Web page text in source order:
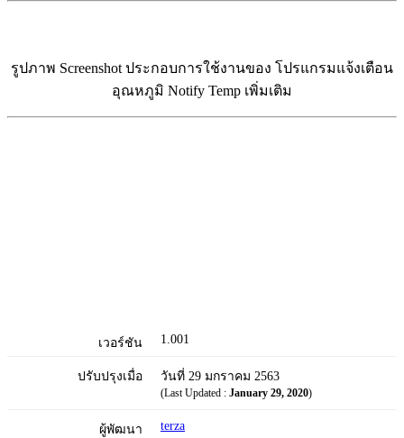
รูปภาพ Screenshot ประกอบการใช้งานของ โปรแกรมแจ้งเตือน
อุณหภูมิ Notify Temp เพิ่มเติม
เวอร์ชัน 1.001
ปรับปรุงเมื่อ วันที่ 29 มกราคม 2563
(Last Updated : January 29, 2020)
ผู้พัฒนา terza